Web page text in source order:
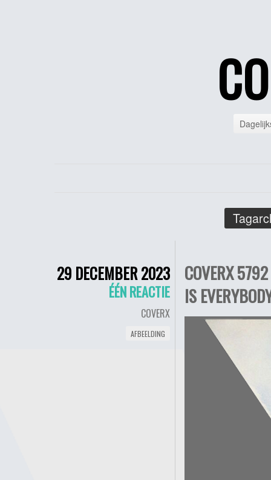
29 DECEMBER 2023
ÉÉN REACTIE
COVERX
AFBEELDING
COVERX
IS